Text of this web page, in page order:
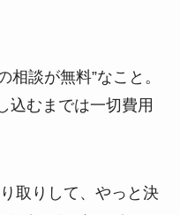
相談が無料”なこと。
込むまでは一切費用
取りして、やっと決